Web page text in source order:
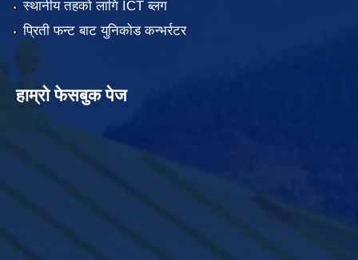
स्थानीय तहको लागि ICT ब्लग
प्रिती फन्ट बाट युनिकोड कन्भर्रटर
हाम्रो फेसबुक पेज